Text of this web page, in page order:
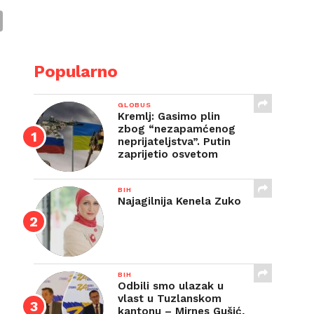
Popularno
GLOBUS
Kremlj: Gasimo plin
zbog “nezapamćenog
neprijateljstva”. Putin
zaprijetio osvetom
BIH
Najagilnija Kenela Zuko
BIH
Odbili smo ulazak u
vlast u Tuzlanskom
kantonu – Mirnes Gušić,